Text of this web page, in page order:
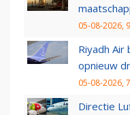
05-08-2026,
Riyadh
opnieuw
05-08-2026,
Directie